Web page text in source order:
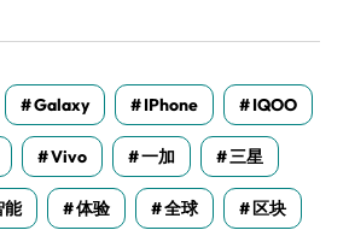
Galaxy IPhone IQOO
Vivo 一加 三星
能 体验 全球 区块